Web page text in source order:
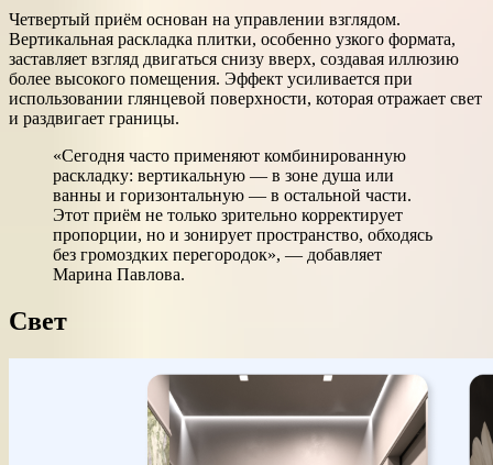
Четвертый приём основан на управлении взглядом.
Вертикальная раскладка плитки, особенно узкого формата,
заставляет взгляд двигаться снизу вверх, создавая иллюзию
более высокого помещения. Эффект усиливается при
использовании глянцевой поверхности, которая отражает свет
и раздвигает границы.
«Сегодня часто применяют комбинированную
раскладку: вертикальную — в зоне душа или
ванны и горизонтальную — в остальной части.
Этот приём не только зрительно корректирует
пропорции, но и зонирует пространство, обходясь
без громоздких перегородок», — добавляет
Марина Павлова.
Свет